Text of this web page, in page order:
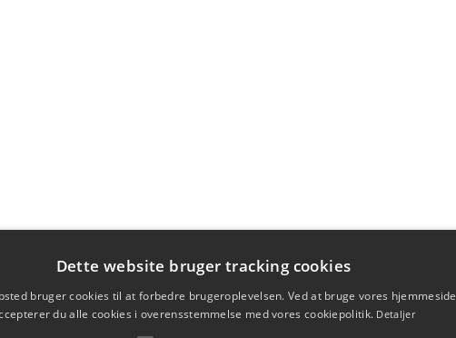
Dette website bruger tracking cookies
bruger cookies til at forbedre brugeroplevelsen. Ved at bruge vores hjemmeside
du alle cookies i overensstemmelse med vores cookiepolitik. Detaljer